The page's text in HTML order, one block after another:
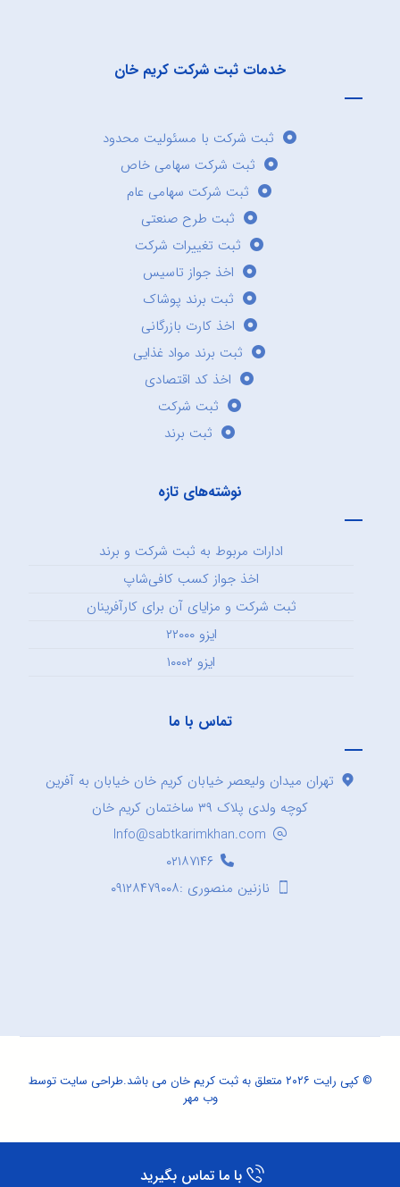
خدمات ثبت شرکت کریم خان
ثبت شرکت با مسئولیت محدود
ثبت شرکت سهامی خاص
ثبت شرکت سهامی عام
ثبت طرح صنعتی
ثبت تغییرات شرکت
اخذ جواز تاسیس
ثبت برند پوشاک
اخذ کارت بازرگانی
ثبت برند مواد غذایی
اخذ کد اقتصادی
ثبت شرکت
ثبت برند
نوشته‌های تازه
ادارات مربوط به ثبت شرکت و برند
اخذ جواز کسب کافی‌شاپ
ثبت شرکت و مزایای آن برای کارآفرینان
ایزو ۲۲۰۰۰
ایزو ۱۰۰۰۲
تماس با ما
تهران میدان ولیعصر خیابان کریم خان خیابان به آفرین
کوچه ولدی پلاک ۳۹ ساختمان کریم خان
Info@sabtkarimkhan.com
۰۲۱۸۷۱۴۶
نازنین منصوری :۰۹۱۲۸۴۷۹۰۰۸
© کپی رایت ۲۰۲۶ متعلق به ثبت کریم خان می باشد. طراحی سایتتوسط
وب مهر
با ما تماس بگیرید